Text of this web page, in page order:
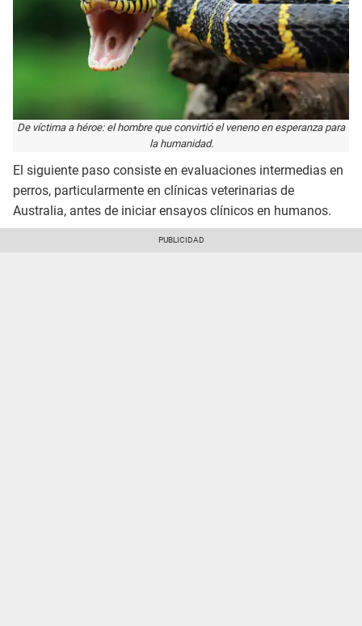
De víctima a héroe: el hombre que convirtió el veneno en esperanza para
la humanidad.
El siguiente paso consiste en evaluaciones intermedias en
perros, particularmente en clínicas veterinarias de
Australia, antes de iniciar ensayos clínicos en humanos.